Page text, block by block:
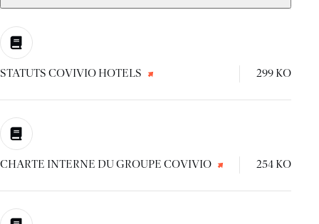
STATUTS COVIVIO HOTELS 299 KO
CHARTE INTERNE DU GROUPE COVIVIO 254 KO